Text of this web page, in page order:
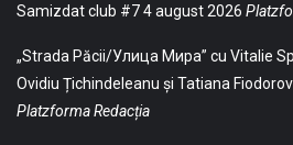
Samizdat club #74 august 2026
„Strada Păcii/Улица Мира” cu Vitalie
Ovidiu Țichindeleanu și Tatiana
Platzforma Redacția